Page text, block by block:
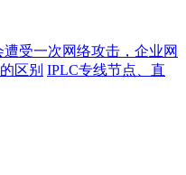
受一次网络攻击，企业网
区别 IPLC专线节点、直